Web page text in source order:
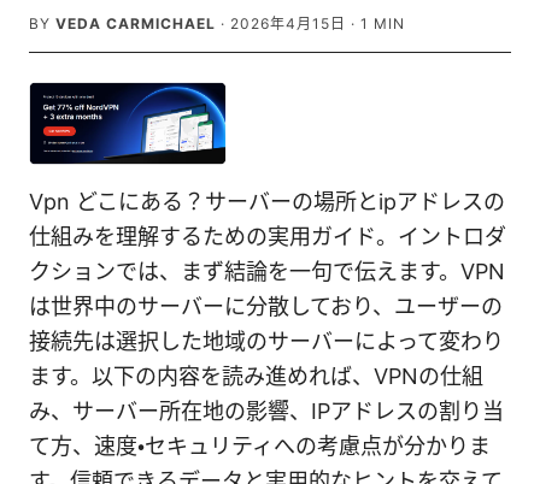
BY VEDA CARMICHAEL · 2026年4月15日 · 1 MIN
Vpn どこにある？サーバーの場所とipアドレスの
仕組みを理解するための実用ガイド。イントロダ
クションでは、まず結論を一句で伝えます。VPN
は世界中のサーバーに分散しており、ユーザーの
接続先は選択した地域のサーバーによって変わり
ます。以下の内容を読み進めれば、VPNの仕組
み、サーバー所在地の影響、IPアドレスの割り当
て方、速度・セキュリティへの考慮点が分かりま